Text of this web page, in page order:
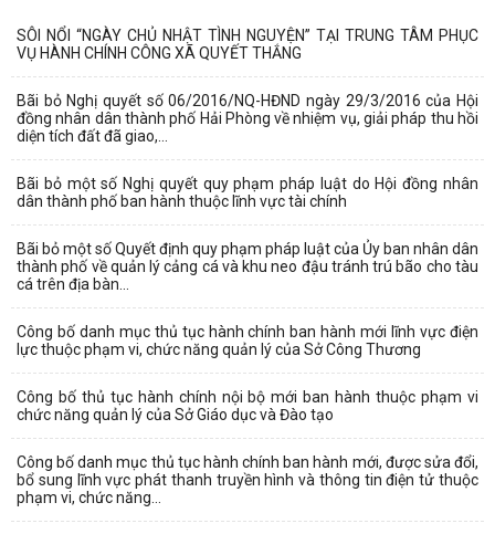
SÔI NỔI “NGÀY CHỦ NHẬT TÌNH NGUYỆN” TẠI TRUNG TÂM PHỤC
VỤ HÀNH CHÍNH CÔNG XÃ QUYẾT THẮNG
Bãi bỏ Nghị quyết số 06/2016/NQ-HĐND ngày 29/3/2016 của Hội
đồng nhân dân thành phố Hải Phòng về nhiệm vụ, giải pháp thu hồi
diện tích đất đã giao,...
Bãi bỏ một số Nghị quyết quy phạm pháp luật do Hội đồng nhân
dân thành phố ban hành thuộc lĩnh vực tài chính
Bãi bỏ một số Quyết định quy phạm pháp luật của Ủy ban nhân dân
thành phố về quản lý cảng cá và khu neo đậu tránh trú bão cho tàu
cá trên địa bàn...
Công bố danh mục thủ tục hành chính ban hành mới lĩnh vực điện
lực thuộc phạm vi, chức năng quản lý của Sở Công Thương
Công bố thủ tục hành chính nội bộ mới ban hành thuộc phạm vi
chức năng quản lý của Sở Giáo dục và Đào tạo
Công bố danh mục thủ tục hành chính ban hành mới, được sửa đổi,
bổ sung lĩnh vực phát thanh truyền hình và thông tin điện tử thuộc
phạm vi, chức năng...